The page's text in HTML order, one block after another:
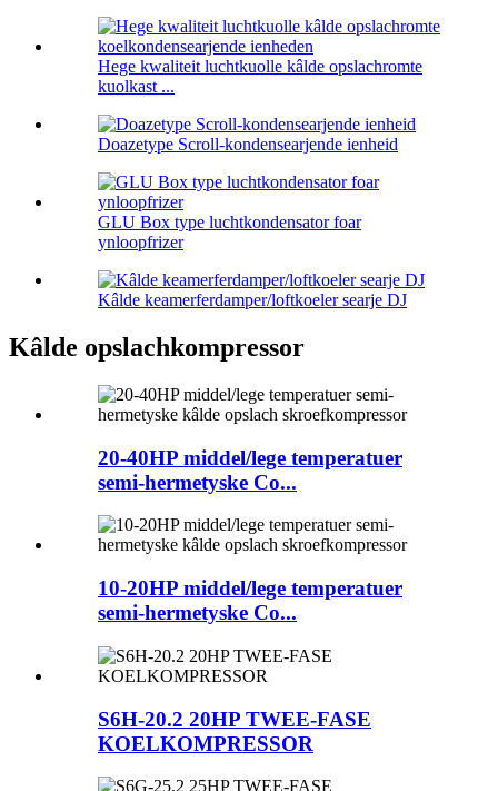
Hege kwaliteit luchtkuolle kâlde opslachromte
kuolkast ...
Doazetype Scroll-kondensearjende ienheid
GLU Box type luchtkondensator foar
ynloopfrizer
Kâlde keamerferdamper/loftkoeler searje DJ
Kâlde opslachkompressor
20-40HP middel/lege temperatuer
semi-hermetyske Co...
10-20HP middel/lege temperatuer
semi-hermetyske Co...
S6H-20.2 20HP TWEE-FASE
KOELKOMPRESSOR